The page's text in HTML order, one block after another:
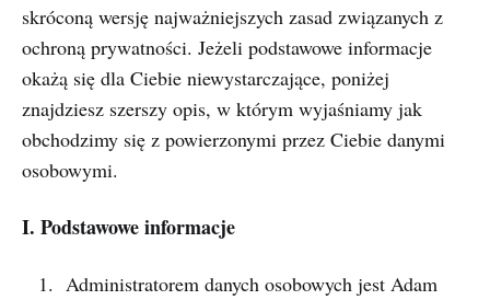
skróconą wersję najważniejszych zasad związanych z
ochroną prywatności. Jeżeli podstawowe informacje
okażą się dla Ciebie niewystarczające, poniżej
znajdziesz szerszy opis, w którym wyjaśniamy jak
obchodzimy się z powierzonymi przez Ciebie danymi
osobowymi.
I. Podstawowe informacje
Administratorem danych osobowych jest Adam